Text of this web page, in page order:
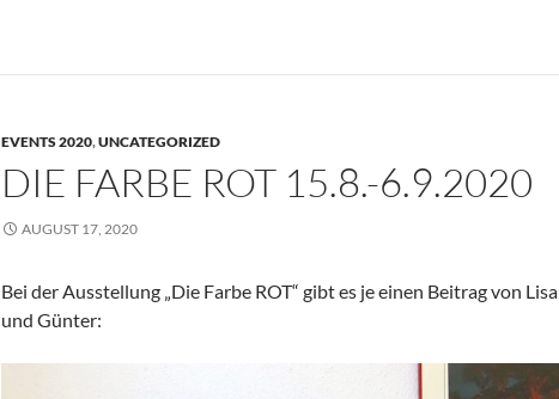
EVENTS 2020,UNCATEGORIZED
DIE FARBE ROT 15.8.-6.9.2020
AUGUST 17, 2020
Bei der Ausstellung „Die Farbe ROT“ gibt es je einen Beitrag von Lisa
und Günter: